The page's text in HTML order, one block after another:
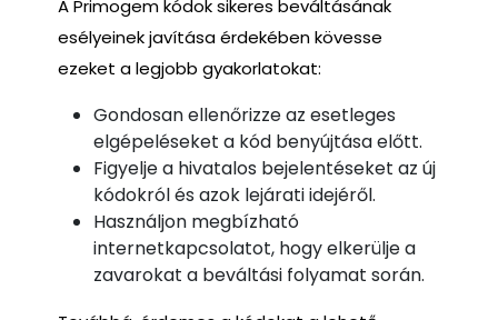
A Primogem kódok sikeres beváltásának
esélyeinek javítása érdekében kövesse
ezeket a legjobb gyakorlatokat:
Gondosan ellenőrizze az esetleges
elgépeléseket a kód benyújtása előtt.
Figyelje a hivatalos bejelentéseket az új
kódokról és azok lejárati idejéről.
Használjon megbízható
internetkapcsolatot, hogy elkerülje a
zavarokat a beváltási folyamat során.